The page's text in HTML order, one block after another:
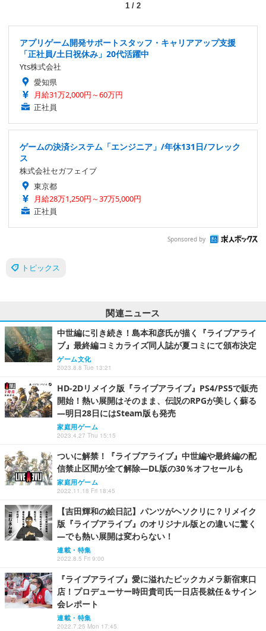
1/ 2
アプリゲーム開発サポートスタッフ・キャリアアップ支援
「正社員/土日祝休み」20代活躍中
Yts株式会社
愛知県
月給31万2,000円～60万円
正社員
ゲームの決済システム「エンジニア」/年休131日/フレック
ス
株式会社セガフェイブ
東京都
月給28万1,250円～37万5,000円
正社員
Sponsored by
トピックス
関連ニュース
中世編に引き続き！島本和彦氏が描く『ライブアライ
ブ』最終編コミカライズ同人誌が夏コミにて頒布決定
ゲーム文化
2023.8.8 Tue 13:21
HD-2Dリメイク版『ライブアライブ』PS4/PS5で販売
開始！熱い展開はそのまま、伝説のRPGが美しく蘇る
―明日28日にはSteam版も発売
家庭用ゲーム
2023.4.27 Thu 15:15
ついに解禁！『ライブアライブ』中世編や最終編の配
信禁止区間が全て解除―DL版の30％オフセールも
家庭用ゲーム
2022.11.18 Fri 18:45
【吉田輝和の絵日記】パンツがヘソクリに？リメイク
版『ライブアライブ』のオリジナル版との違いに驚く
―でも熱い展開は変わらない！
連載・特集
2022.8.5 Fri 9:00
『ライブアライブ』愛に溢れたビックカメラ新宿東口
店！プロデューサー時田貴司氏一日店長就任＆サイン
会レポート
連載・特集
2022.7.25 Mon 17:45